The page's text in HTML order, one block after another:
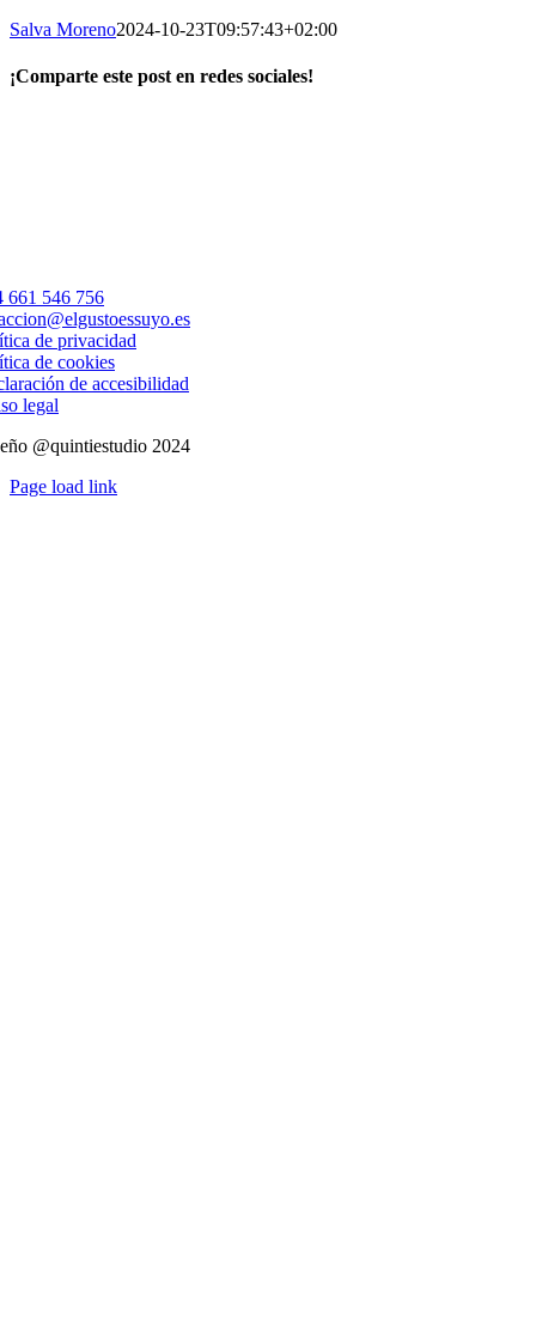
Salva Moreno2024-10-23T09:57:43+02:00
¡Comparte este post en redes sociales!
661 546 756
de privacidad
de cookies
de accesibilidad
legal
@quintiestudio 2024
Page load link